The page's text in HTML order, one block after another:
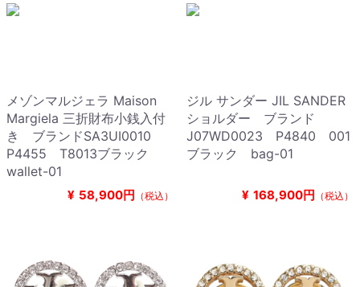
メゾンマルジェラ Maison
Margiela 三折財布小銭入付
き ブランドSA3UI0010
P4455 T8013ブラック
wallet-01
¥ 58,900円 （税込）
ジル サンダー JIL SANDER
ショルダー ブランド
J07WD0023 P4840 001
ブラック bag-01
¥ 168,900円 （税込）